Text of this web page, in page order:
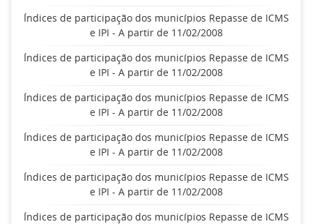
Índices de participação dos municípios Repasse de ICMS
e IPI - A partir de 11/02/2008
Índices de participação dos municípios Repasse de ICMS
e IPI - A partir de 11/02/2008
Índices de participação dos municípios Repasse de ICMS
e IPI - A partir de 11/02/2008
Índices de participação dos municípios Repasse de ICMS
e IPI - A partir de 11/02/2008
Índices de participação dos municípios Repasse de ICMS
e IPI - A partir de 11/02/2008
Índices de participação dos municípios Repasse de ICMS